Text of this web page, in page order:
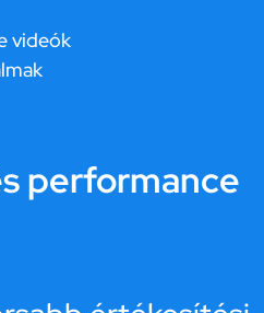
videók
performance